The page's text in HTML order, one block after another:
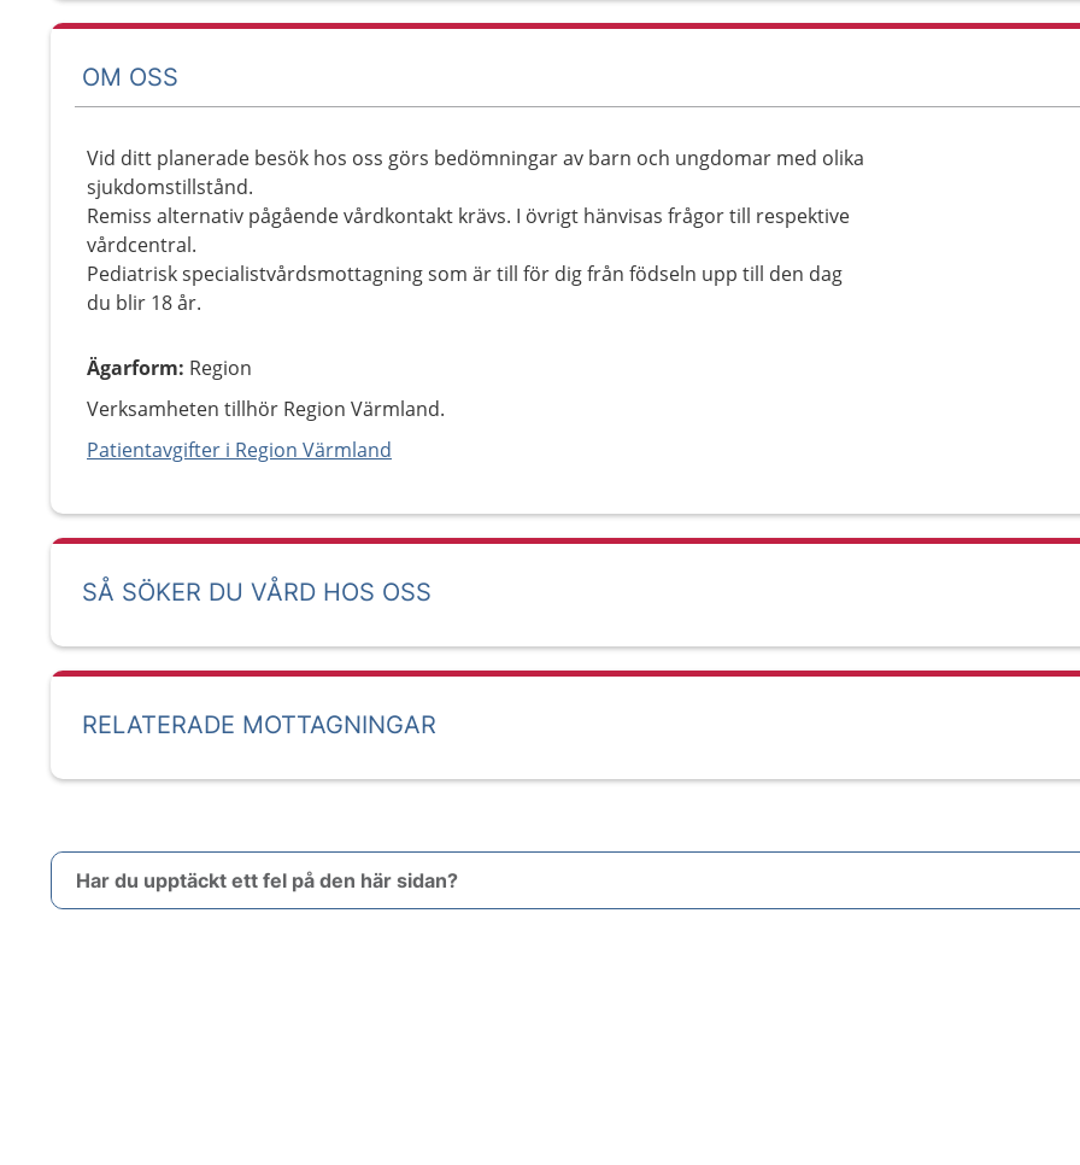
OM OSS
Vid ditt planerade besök hos oss görs bedömningar av barn och ungdomar med olika
sjukdomstillstånd.
Remiss alternativ pågående vårdkontakt krävs. I övrigt hänvisas frågor till respektive
vårdcentral.
Pediatrisk specialistvårdsmottagning som är till för dig från födseln upp till den dag
du blir 18 år.
Ägarform: Region
Verksamheten tillhör Region Värmland.
Patientavgifter i Region Värmland
SÅ SÖKER DU VÅRD HOS OSS
RELATERADE MOTTAGNINGAR
Har du upptäckt ett fel på den här sidan?